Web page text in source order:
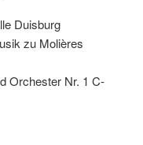
Duisburg
zu Molières
Orchester Nr. 1 C-